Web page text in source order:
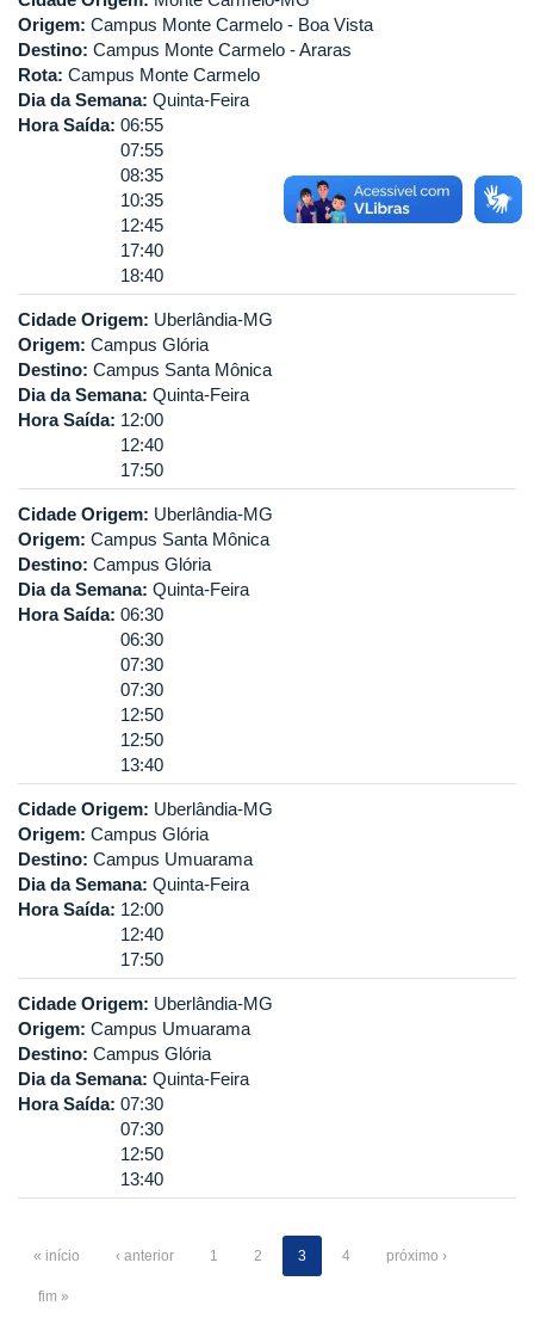
Origem: Campus Monte Carmelo - Boa Vista
Destino: Campus Monte Carmelo - Araras
Rota: Campus Monte Carmelo
Dia da Semana: Quinta-Feira
Hora Saída: 06:55
07:55
08:35
10:35
12:45
17:40
18:40
Cidade Origem: Uberlândia-MG
Origem: Campus Glória
Destino: Campus Santa Mônica
Dia da Semana: Quinta-Feira
Hora Saída: 12:00
12:40
17:50
Cidade Origem: Uberlândia-MG
Origem: Campus Santa Mônica
Destino: Campus Glória
Dia da Semana: Quinta-Feira
Hora Saída: 06:30
06:30
07:30
07:30
12:50
12:50
13:40
Cidade Origem: Uberlândia-MG
Origem: Campus Glória
Destino: Campus Umuarama
Dia da Semana: Quinta-Feira
Hora Saída: 12:00
12:40
17:50
Cidade Origem: Uberlândia-MG
Origem: Campus Umuarama
Destino: Campus Glória
Dia da Semana: Quinta-Feira
Hora Saída: 07:30
07:30
12:50
13:40
« início ‹ anterior 1 2 3 4 próximo ›
fim »